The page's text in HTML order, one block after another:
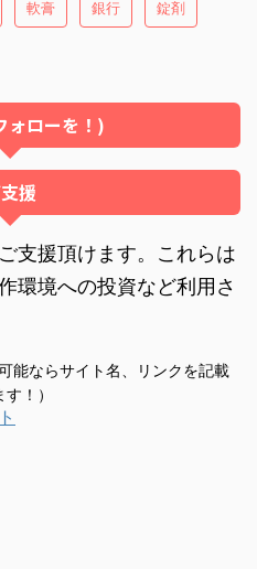
軟膏 銀行 錠剤
ォローを！)
援
支援頂けます。これらは
環境への投資など利用さ
可能ならサイト名、リンクを記載
！）